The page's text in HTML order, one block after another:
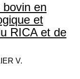
bovin en
et
RICA et de
V.